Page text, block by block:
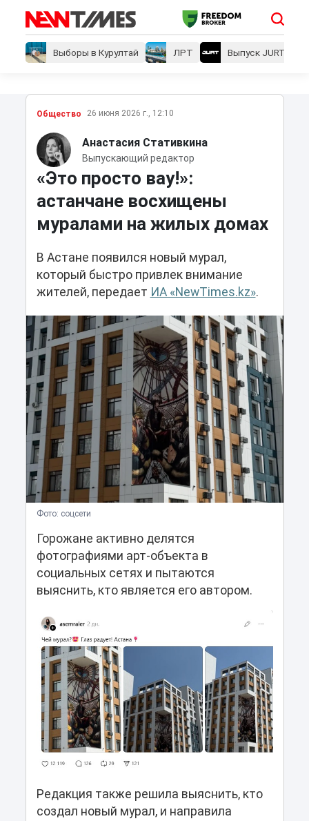
Выборы в Курултай ЛРТ Выпуск JURT
Общество 26 июня 2026 г., 12:10
Анастасия Стативкина
Выпускающий редактор
«Это просто вау!»:
астанчане восхищены
муралами на жилых домах
В Астане появился новый мурал,
который быстро привлек внимание
жителей, передает ИА «NewTimes.kz».
Фото: соцсети
Горожане активно делятся
фотографиями арт-объекта в
социальных сетях и пытаются
выяснить, кто является его автором.
Редакция также решила выяснить, кто
создал новый мурал, и направила